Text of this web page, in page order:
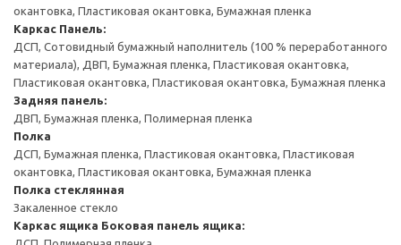
окантовка, Пластиковая окантовка, Бумажная пленка
Каркас Панель:
ДСП, Сотовидный бумажный наполнитель (100 % переработанного
материала), ДВП, Бумажная пленка, Пластиковая окантовка,
Пластиковая окантовка, Пластиковая окантовка, Бумажная пленка
Задняя панель:
ДВП, Бумажная пленка, Полимерная пленка
Полка
ДСП, Бумажная пленка, Пластиковая окантовка, Пластиковая
окантовка, Пластиковая окантовка, Бумажная пленка
Полка стеклянная
Закаленное стекло
Каркас ящика Боковая панель ящика: